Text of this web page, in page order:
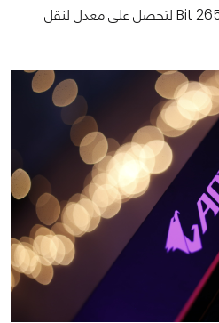
يكون عرض ناقل الربط للذواكر 265 Bit لتحصل على معدل لنقل